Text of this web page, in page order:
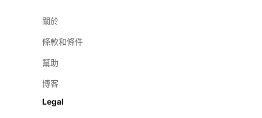
關於
條款和條件
幫助
博客
Legal